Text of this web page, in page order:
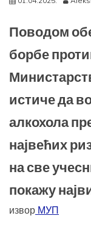
Поводом
борбе
истиче да
алкохола
највећих
на све
покажу
извор МУП